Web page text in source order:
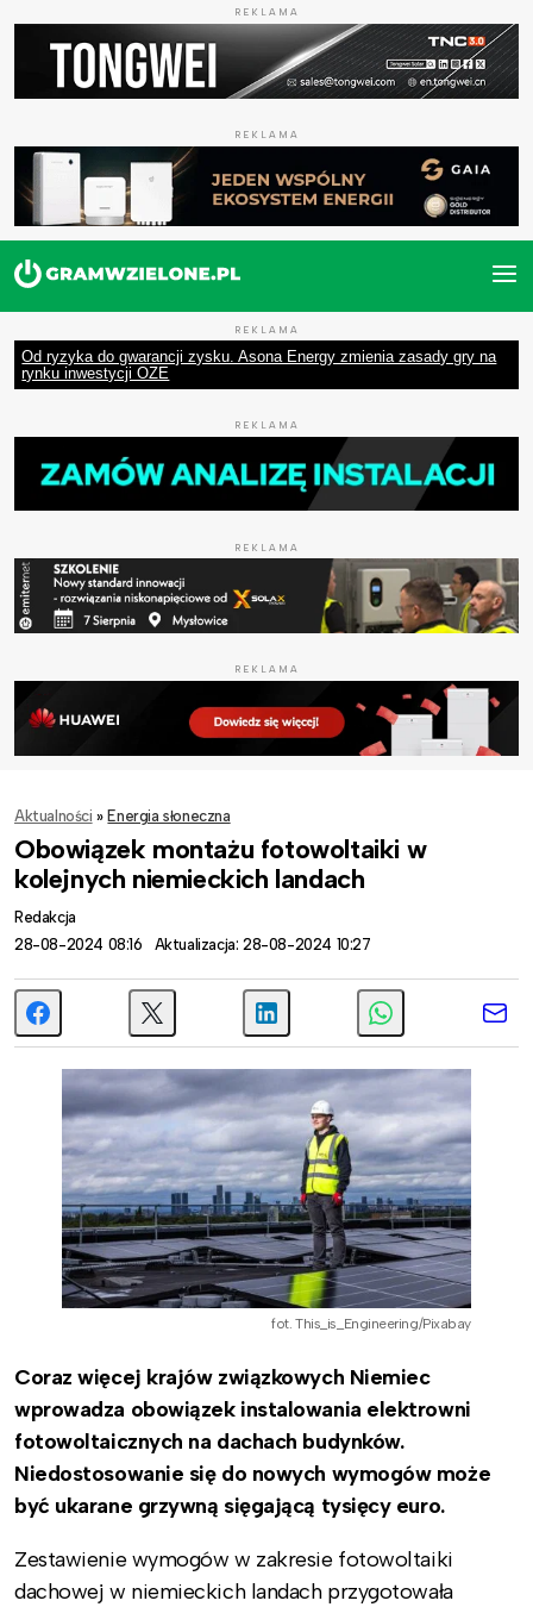
REKLAMA
REKLAMA
REKLAMA
Od ryzyka do gwarancji zysku. Asona Energy zmienia zasady gry na
rynku inwestycji OZE
REKLAMA
REKLAMA
REKLAMA
Aktualności » Energia słoneczna
Obowiązek montażu fotowoltaiki w
kolejnych niemieckich landach
Redakcja
28-08-2024 08:16
Aktualizacja: 28-08-2024 10:27
fot. This_is_Engineering/Pixabay
Coraz więcej krajów związkowych Niemiec
wprowadza obowiązek instalowania elektrowni
fotowoltaicznych na dachach budynków.
Niedostosowanie się do nowych wymogów może
być ukarane grzywną sięgającą tysięcy euro.
Zestawienie wymogów w zakresie fotowoltaiki
dachowej w niemieckich landach przygotowała